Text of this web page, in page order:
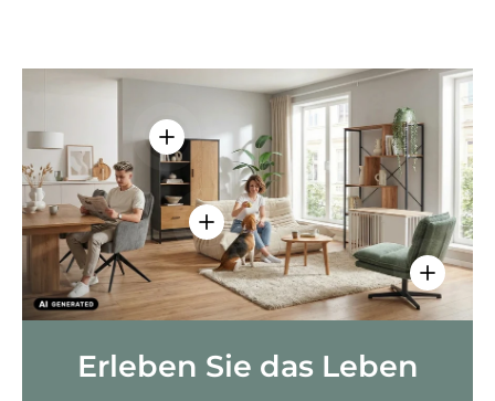
Einzelheiten anzeigen - AMIO H -
Einzelheiten anzeigen - Sitzolo 2
Erleben Sie das Leben